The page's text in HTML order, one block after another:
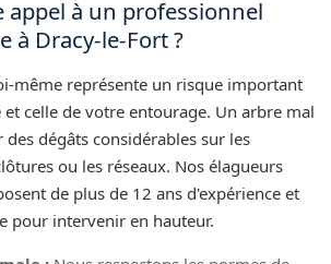
appel à un professionnel
à Dracy-le-Fort ?
même représente un risque important
celle de votre entourage. Un arbre mal
dégâts considérables sur les
ou les réseaux. Nos élagueurs
de plus de 12 ans d'expérience et
pour intervenir en hauteur.